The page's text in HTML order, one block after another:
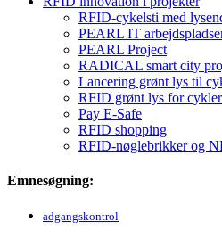
RFID-cykelsti med
PEARL IT
PEARL Project
RADICAL smart city
Lancering grønt lys til
RFID grønt lys for cykler
Pay E-Safe
RFID shopping
RFID-nøglebrikker og
Emnesøgning:
adgangskontrol